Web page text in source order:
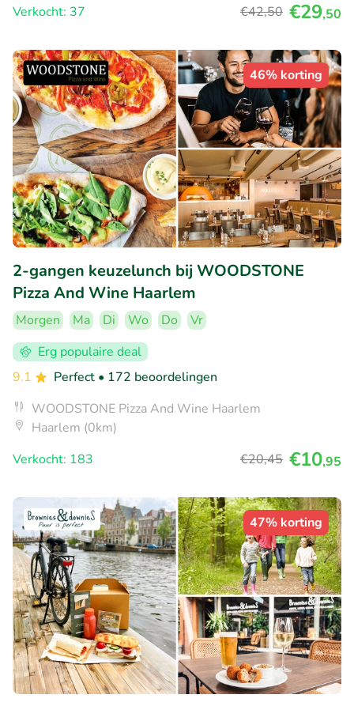
Verkocht: 37 €42,50 €29,50
46% korting
2-gangen keuzelunch bij WOODSTONE
Pizza And Wine Haarlem
Morgen Ma Di Wo Do
Vr
Erg populaire deal
9.1
Perfect • 172 beoordelingen
WOODSTONE Pizza And Wine Haarlem
Haarlem (0km)
Verkocht: 183
€20,45 €10,95
47% korting